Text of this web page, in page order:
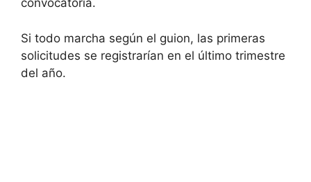
convocatoria.
Si todo marcha según el guion, las primeras
solicitudes se registrarían en el último trimestre
del año.